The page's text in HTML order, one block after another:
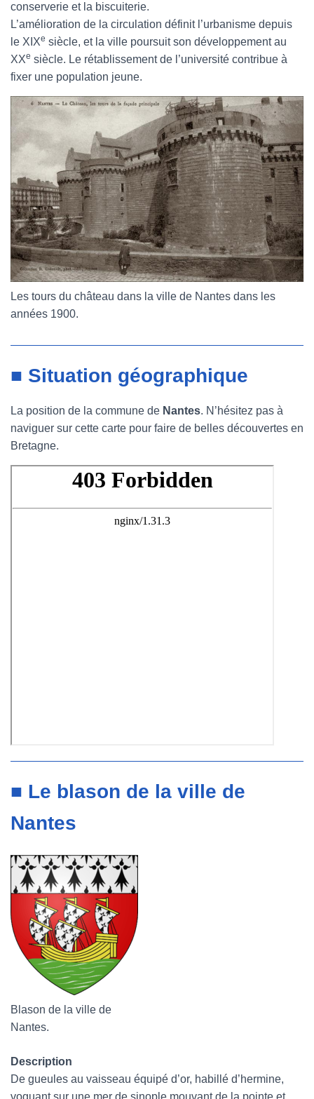
conserverie et la biscuiterie.
L’amélioration de la circulation définit l’urbanisme depuis
le XIXe siècle, et la ville poursuit son développement au
XXe siècle. Le rétablissement de l’université contribue à
fixer une population jeune.
Les tours du château dans la ville de Nantes dans les
années 1900.
■ Situation géographique
La position de la commune de Nantes. N’hésitez pas à
naviguer sur cette carte pour faire de belles découvertes en
Bretagne.
■ Le blason de la ville de
Nantes
Blason de la ville de
Nantes.
Description
De gueules au vaisseau équipé d’or, habillé d’hermine,
voguant sur une mer de sinople mouvant de la pointe et